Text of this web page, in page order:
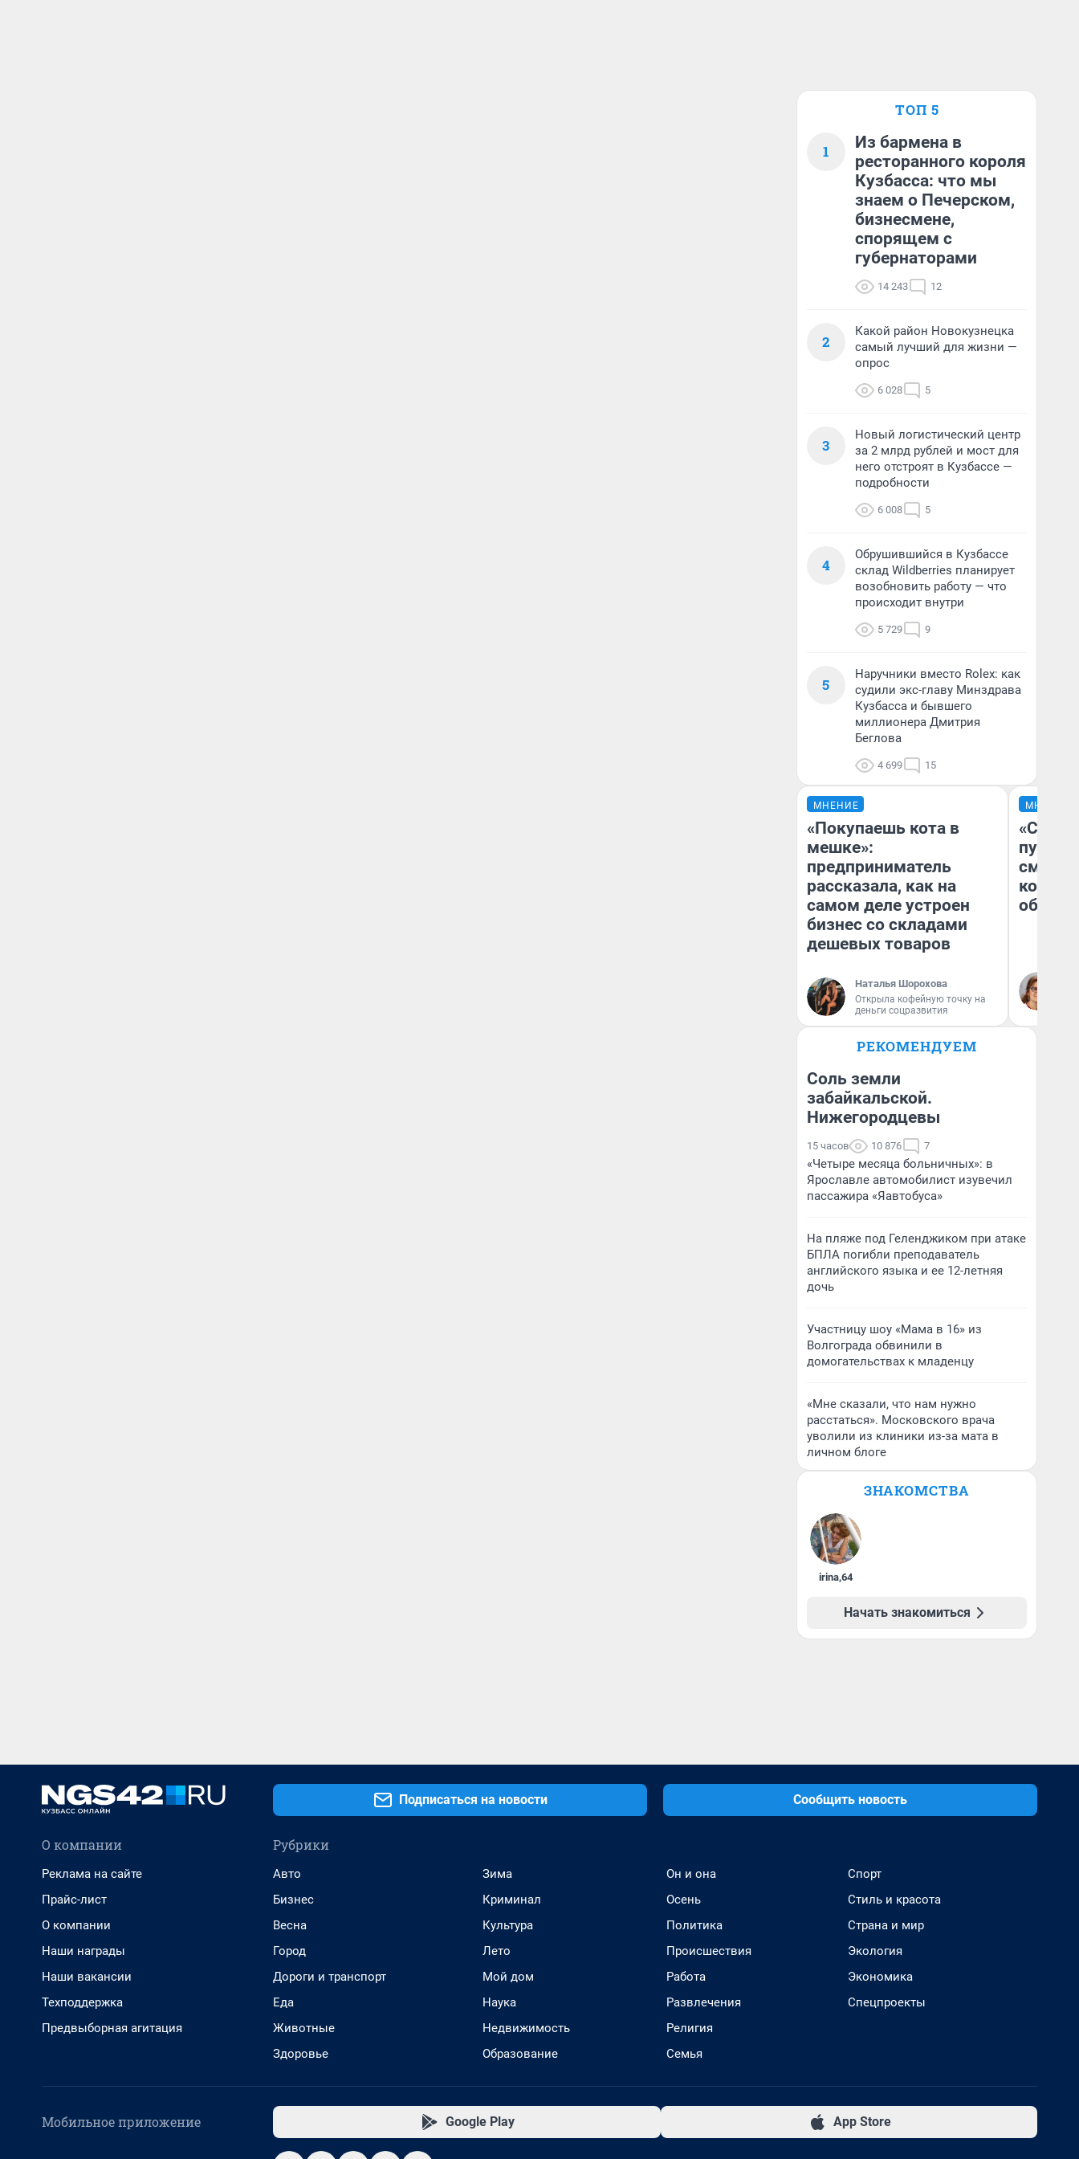
ТОП 5
1
Из бармена в
ресторанного короля
Кузбасса: что мы
знаем о Печерском,
бизнесмене,
спорящем с
губернаторами
14 243 12
2
Какой район Новокузнецка
самый лучший для жизни —
опрос
6 028 5
3
Новый логистический центр
за 2 млрд рублей и мост для
него отстроят в Кузбассе —
подробности
6 008 5
4
Обрушившийся в Кузбассе
склад Wildberries планирует
возобновить работу — что
происходит внутри
5 729 9
5
Наручники вместо Rolex: как
судили экс-главу Минздрава
Кузбасса и бывшего
миллионера Дмитрия
Беглова
4 699 15
МНЕНИЕ
«Покупаешь кота в
мешке»:
предприниматель
рассказала, как на
самом деле устроен
бизнес со складами
дешевых товаров
Наталья Шорохова
Открыла кофейную точку на
деньги соцразвития
МНЕНИЕ
РЕКОМЕНДУЕМ
Соль земли
забайкальской.
Нижегородцевы
15 часов 10 876 7
«Четыре месяца больничных»: в
Ярославле автомобилист изувечил
пассажира «Яавтобуса»
На пляже под Геленджиком при атаке
БПЛА погибли преподаватель
английского языка и ее 12-летняя
дочь
Участницу шоу «Мама в 16» из
Волгограда обвинили в
домогательствах к младенцу
«Мне сказали, что нам нужно
расстаться». Московского врача
уволили из клиники из-за мата в
личном блоге
ЗНАКОМСТВА
irina,64
Начать знакомиться
Подписаться на новости Сообщить новость
О компании
Реклама на сайте
Прайс-лист
О компании
Наши награды
Наши вакансии
Техподдержка
Предвыборная агитация
Рубрики
Авто
Бизнес
Весна
Город
Дороги и транспорт
Еда
Животные
Здоровье
Зима
Криминал
Культура
Лето
Мой дом
Наука
Недвижимость
Образование
Он и она
Осень
Политика
Происшествия
Работа
Развлечения
Религия
Семья
Спорт
Стиль и красота
Страна и мир
Экология
Экономика
Спецпроекты
Мобильное приложение Google Play App Store